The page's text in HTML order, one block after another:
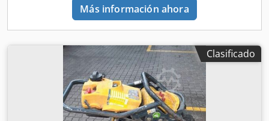
Más información ahora
Clasificado